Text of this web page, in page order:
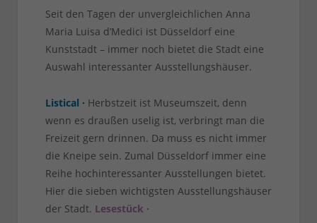
Seit den Tagen der unvergleichlichen Anna
Maria Luisa d’Medici ist Düsseldorf eine
Kunststadt – immer noch bietet die Stadt eine
Auswahl interessanter Ausstellungshäuser.
Listical · Herbstzeit ist Museumszeit, denn
wenn es draußen uselig ist, verbringt man die
Freizeit gern drinnen. Da muss es nicht immer
die Kneipe sein. Zumal Düsseldorf immer eine
Reihe hochinteressanter Ausstellungen bietet.
Hier die sieben wichtigsten Ausstellungshäuser
der Stadt. Lesestück ·